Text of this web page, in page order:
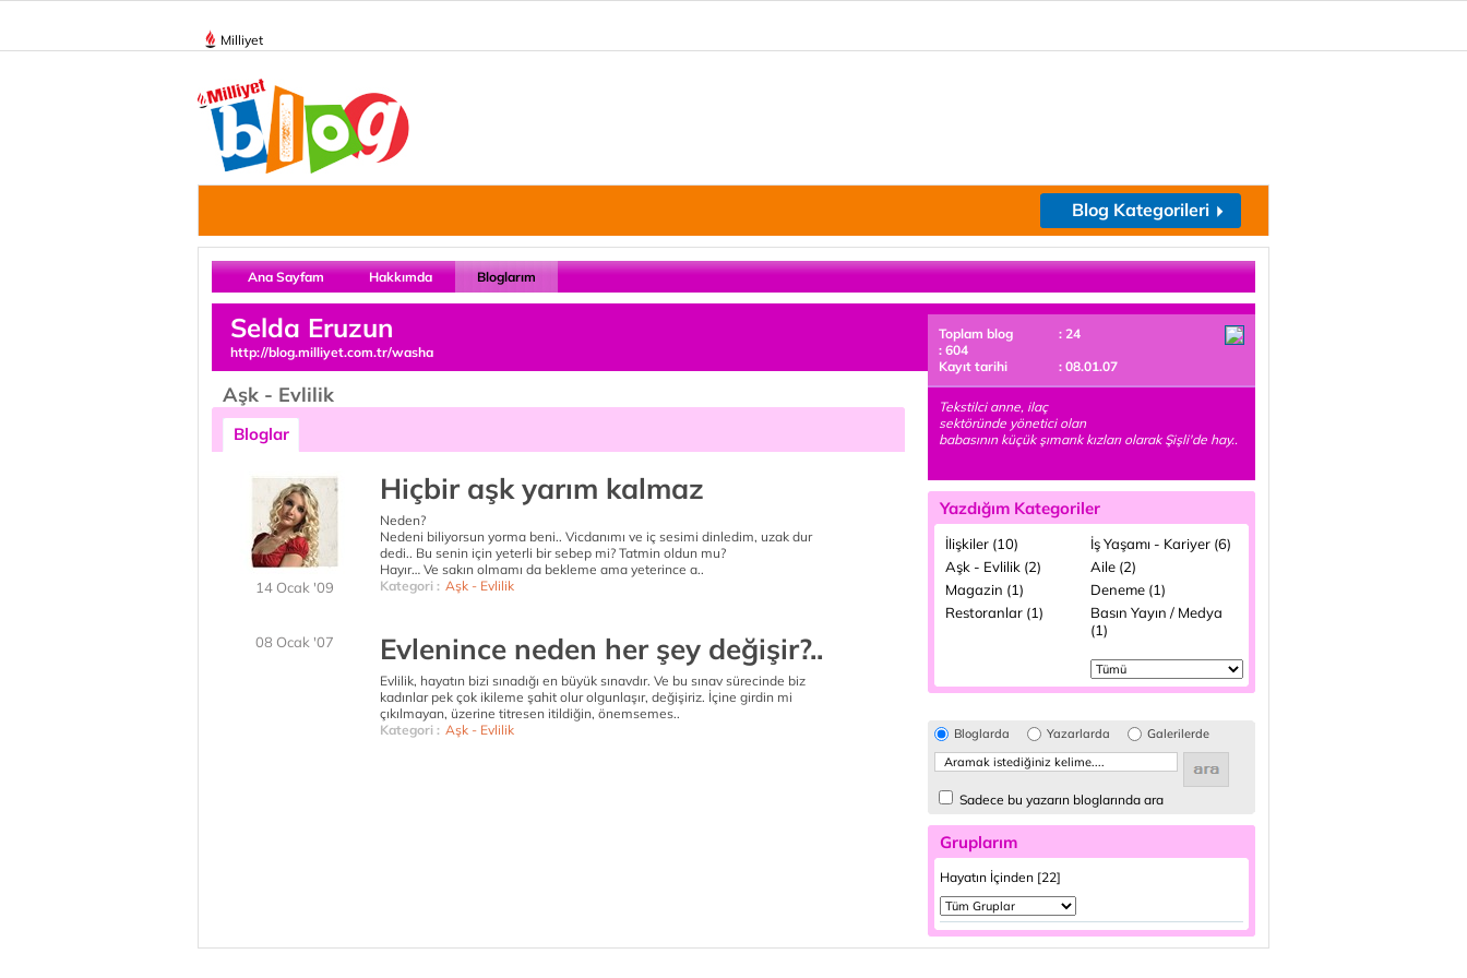
Milliyet
Blog Kategorileri
Ana Sayfam Hakkımda Bloglarım
Selda Eruzun
http://blog.milliyet.com.tr/washa
Aşk - Evlilik
Bloglar
14 Ocak '09
Hiçbir aşk yarım kalmaz
Neden?
Nedeni biliyorsun yorma beni.. Vicdanımı ve iç sesimi dinledim, uzak dur
dedi.. Bu senin için yeterli bir sebep mi? Tatmin oldun mu?
Hayır… Ve sakın olmamı da bekleme ama yeterince a..
Kategori : Aşk - Evlilik
08 Ocak '07 Evlenince neden her şey değişir?..
Evlilik, hayatın bizi sınadığı en büyük sınavdır. Ve bu sınav sürecinde biz
kadınlar pek çok ikileme şahit olur olgunlaşır, değişiriz. İçine girdin mi
çıkılmayan, üzerine titresen itildiğin, önemsemes..
Kategori : Aşk - Evlilik
Toplam blog
: 24
: 604
Kayıt tarihi
: 08.01.07
Tekstilci anne, ilaç
sektöründe yönetici olan
babasının küçük şımarık kızları olarak Şişli'de hay..
Yazdığım Kategoriler
İlişkiler (10)
İş Yaşamı - Kariyer (6)
Aşk - Evlilik (2)
Aile (2)
Magazin (1)
Deneme (1)
Restoranlar (1)
Basın Yayın / Medya
(1)
Bloglarda Yazarlarda Galerilerde
Sadece bu yazarın bloglarında ara
Gruplarım
Hayatın İçinden [22]